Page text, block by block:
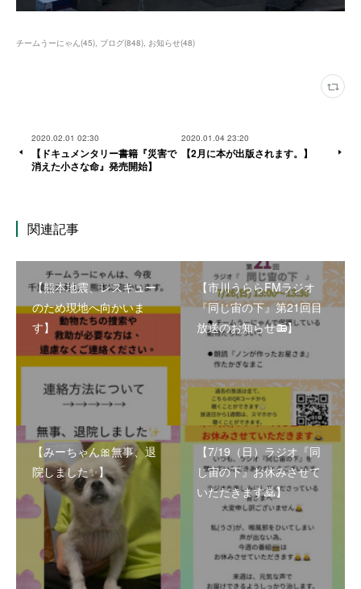
チームうーにゃん(45) ブログ(848) お知らせ(48)
2020.02.01 02:30
【ドキュメンタリー書籍『災害で
消えた小さな命』発売開始】
2020.01.04 23:20
【2月に本が出版されます。】
関連記事
【熊本地震、レスキュー
のため現地へ向かいま
す】
【市川うららFMラジオ
『同じ宙の下』第21回目
放送のお知らせ📻】
【みーちゃん🎀無事、退
院しました✨】
【7/19（日）ラジオ『同
じ宙の下』お休みさせて
いただきます🙇】